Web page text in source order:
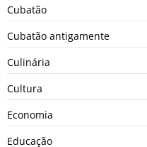
Cubatão
Cubatão antigamente
Culinária
Cultura
Economia
Educação